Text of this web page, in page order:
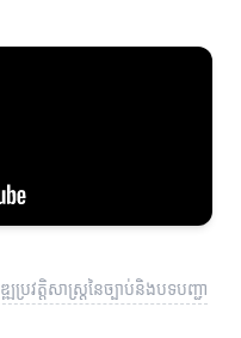
វត្តិសាស្ត្រនៃច្បាប់និងបទបញ្ជា